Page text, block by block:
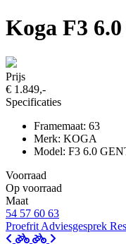
Koga F3
Prijs
€ 1.849,-
Specificaties
Framemaat: 63
Merk: KOGA
Model: F3 6.0
Voorraad
Op voorraad
Maat
54 57 60 63
Proefrit Adviesgesprek